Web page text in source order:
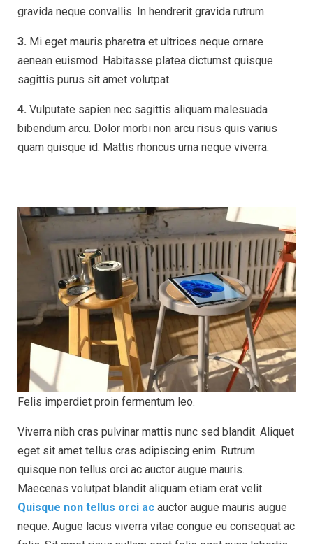
gravida neque convallis. In hendrerit gravida rutrum.
3. Mi eget mauris pharetra et ultrices neque ornare
aenean euismod. Habitasse platea dictumst quisque
sagittis purus sit amet volutpat.
4. Vulputate sapien nec sagittis aliquam malesuada
bibendum arcu. Dolor morbi non arcu risus quis varius
quam quisque id. Mattis rhoncus urna neque viverra.
Felis imperdiet proin fermentum leo.
Viverra nibh cras pulvinar mattis nunc sed blandit. Aliquet
eget sit amet tellus cras adipiscing enim. Rutrum
quisque non tellus orci ac auctor augue mauris.
Maecenas volutpat blandit aliquam etiam erat velit.
Quisque non tellus orci ac auctor augue mauris augue
neque. Augue lacus viverra vitae congue eu consequat ac